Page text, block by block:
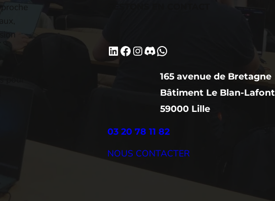
LinkedIn
Facebook
Instagram
Discord
WhatsApp
165 avenue de Bretagne
Bâtiment Le Blan-Lafont
59000 Lille
03 20 78 11 82
NOUS CONTACTER